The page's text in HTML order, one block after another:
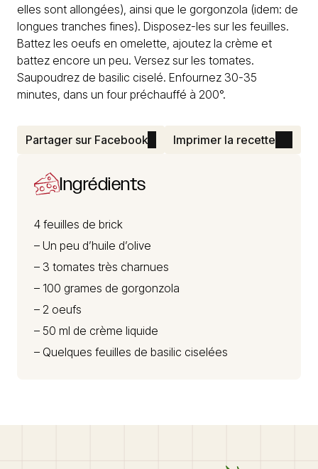
elles sont allongées), ainsi que le gorgonzola (idem: de
longues tranches fines). Disposez-les sur les feuilles.
Battez les oeufs en omelette, ajoutez la crème et
battez encore un peu. Versez sur les tomates.
Saupoudrez de basilic ciselé. Enfournez 30-35
minutes, dans un four préchauffé à 200°.
Partager sur Facebook Imprimer la recette
Ingrédients
4 feuilles de brick
– Un peu d’huile d’olive
– 3 tomates très charnues
– 100 grames de gorgonzola
– 2 oeufs
– 50 ml de crème liquide
– Quelques feuilles de basilic ciselées